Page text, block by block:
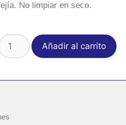
No limpiar en seco.
Añadir al carrito